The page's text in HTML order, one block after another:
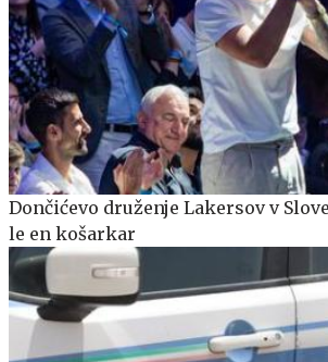
Dončićevo druženje Lakersov v
le en košarkar